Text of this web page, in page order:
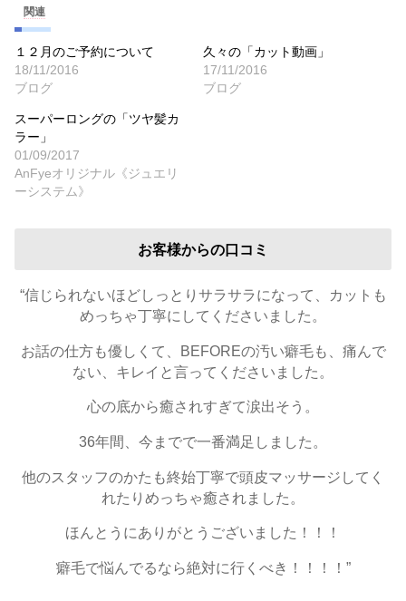
関連
１２月のご予約について
18/11/2016
ブログ
久々の「カット動画」
17/11/2016
ブログ
スーパーロングの「ツヤ髪カ
ラー」
01/09/2017
AnFyeオリジナル《ジュエリ
ーシステム》
お客様からの口コミ
“信じられないほどしっとりサラサラになって、カットも
めっちゃ丁寧にしてくださいました。
お話の仕方も優しくて、BEFOREの汚い癖毛も、痛んで
ない、キレイと言ってくださいました。
心の底から癒されすぎて涙出そう。
36年間、今までで一番満足しました。
他のスタッフのかたも終始丁寧で頭皮マッサージしてく
れたりめっちゃ癒されました。
ほんとうにありがとうございました！！！
癖毛で悩んでるなら絶対に行くべき！！！！”